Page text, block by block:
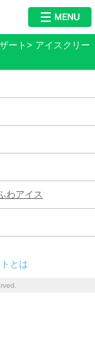
レストラン・チ
ート> アイスクリー
わアイス
とは